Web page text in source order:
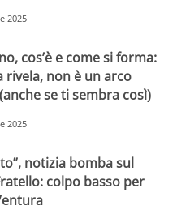
2025
cos’è e come si forma:
rivela, non è un arco
se ti sembra così)
2025
notizia bomba sul
colpo basso per